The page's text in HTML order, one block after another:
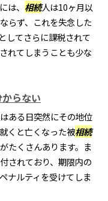
は、 相続人は10ヶ月以
らず、これを失念した
してさらに課税されて
れてしまうことも少な
らない
ある日突然にその地位
くと亡くなった被相続
たくさんあります。ま
されており、期限内の
ナルティを受けてしま